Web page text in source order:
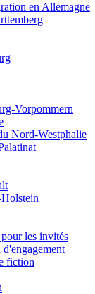
en Allemagne
Vorpommern
Nord-Westphalie
les invités
fiction